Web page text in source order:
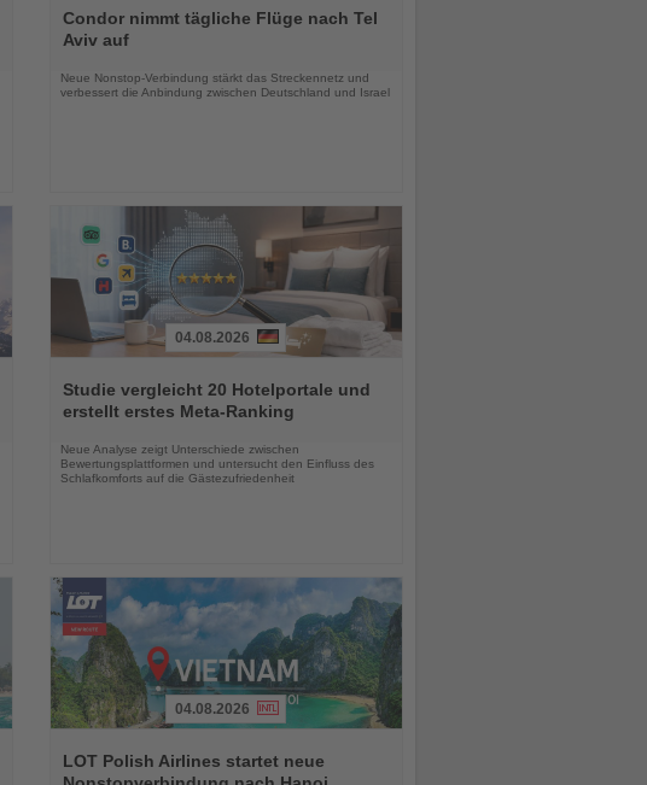
Sie
die
Condor nimmt tägliche Flüge nach Tel
Aviv auf
Neue Nonstop-Verbindung stärkt das Streckennetz und
verbessert die Anbindung zwischen Deutschland und Israel
Sie
die
04.08.2026
Studie vergleicht 20 Hotelportale und
erstellt erstes Meta-Ranking
Neue Analyse zeigt Unterschiede zwischen
Bewertungsplattformen und untersucht den Einfluss des
Schlafkomforts auf die Gästezufriedenheit
Sie
die
04.08.2026
LOT Polish Airlines startet neue